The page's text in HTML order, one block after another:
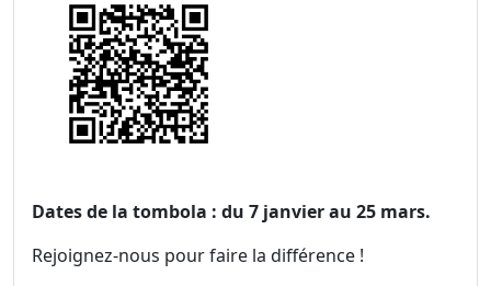
Dates de la tombola : du 7 janvier au 25 mars.
Rejoignez-nous pour faire la différence !